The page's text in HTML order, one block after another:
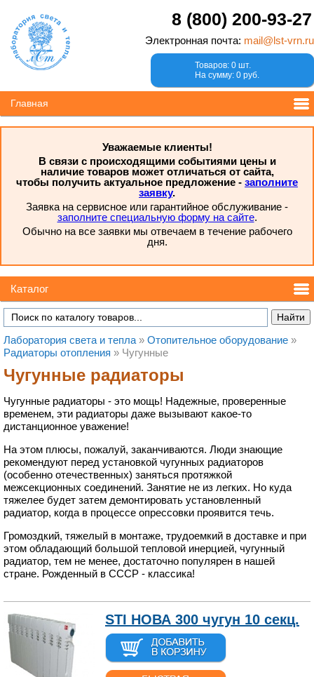
8 (800) 200-93-27
Электронная почта: mail@lst-vrn.ru
Товаров: 0 шт.
На сумму: 0 руб.
Главная
Уважаемые клиенты!
В связи с происходящими событиями цены и
наличие товаров может отличаться от сайта,
чтобы получить актуальное предложение - заполните
заявку.
Заявка на сервисное или гарантийное обслуживание -
заполните специальную форму на сайте.
Обычно на все заявки мы отвечаем в течение рабочего
дня.
Каталог
Лаборатория света и тепла » Отопительное оборудование »
Радиаторы отопления » Чугунные
Чугунные радиаторы
Чугунные радиаторы - это мощь! Надежные, проверенные
временем, эти радиаторы даже вызывают какое-то
дистанционное уважение!
На этом плюсы, пожалуй, заканчиваются. Люди знающие
рекомендуют перед установкой чугунных радиаторов
(особенно отечественных) заняться протяжкой
межсекционных соединений. Занятие не из легких. Но куда
тяжелее будет затем демонтировать установленный
радиатор, когда в процессе опрессовки проявится течь.
Громоздкий, тяжелый в монтаже, трудоемкий в доставке и при
этом обладающий большой тепловой инерцией, чугунный
радиатор, тем не менее, достаточно популярен в нашей
стране. Рожденный в СССР - классика!
STI НОВА 300 чугун 10 секц.